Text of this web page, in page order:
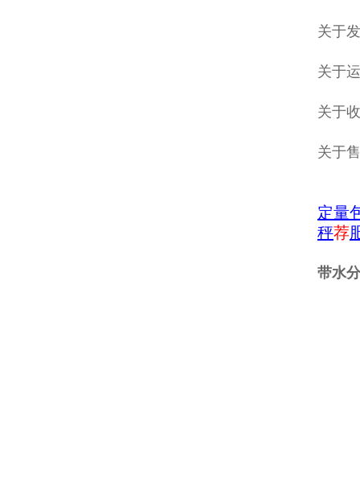
关于
关于
关于
关于
定量
秤荐
带水